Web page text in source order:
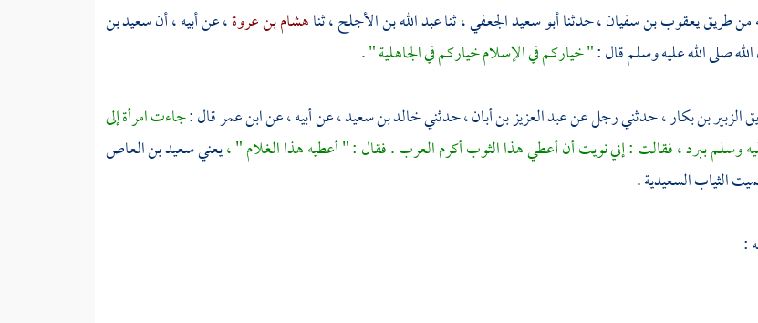
من طريقيعقوب بن سفيان، حدثناأبو سعيد الجعفي، ثناعبد الله بن الأجلح، ثناهشام بن عروة، عن أبيه ، أنسعيد بن
صلى الله عليه وسلم قال :" خياركم في الإسلام خياركم في الجاهلية " .
الزبير بن بكار، حدثني رجل عنعبد العزيز بن أبان، حدثنيخالد بن سعيد، عن أبيه ، عنابن عمرقال :جاءت امرأة إلى
وسلم ببرد ، فقالت : إني نويت أن أعطي هذا الثوب أكرم العرب . فقال : " أعطيه هذا الغلام " ،يعنيسعيد بن العاص
الثياب السعيدية .
: